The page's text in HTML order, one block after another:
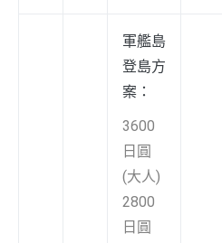
軍艦島
登島方
案：
3600
日圓
(大人)
2800
日圓